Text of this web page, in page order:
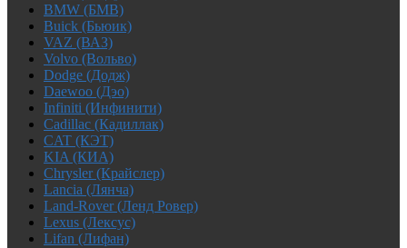
BMW (БМВ)
Buick (Бьюик)
VAZ (ВАЗ)
Volvo (Вольво)
Dodge (Додж)
Daewoo (Дэо)
Infiniti (Инфинити)
Cadillac (Кадиллак)
CAT (КЭТ)
KIA (КИА)
Chrysler (Крайслер)
Lancia (Лянча)
Land-Rover (Ленд Ровер)
Lexus (Лексус)
Lifan (Лифан)